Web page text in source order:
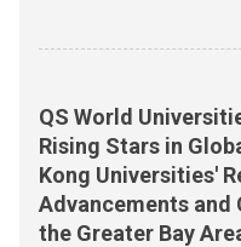
四、2025年KPI目標下
薪俸稅與利得稅區分 ：
管與替代方案 臨時補救
員在港生活（如子女就學
錯漏或任何問題，筆者
新和刪除的權力。本文
排，不便之處，敬請原諒
快就從集市上回來了。
農民在賣土豆，一共四
以後還會弄來幾箱西紅
們鋪子的西紅柿賣得很
鵬、 胡足青主編《故事
或筆者看法，僅供學習
風險，本文筆者及網站
媽。 他偶然有一個和非
商人講述了自己的“破產
知道的、你會的和你擁
因為對於一個八歲的孩
是他穿過大街小巷，不
又如何利用這個機會？
紙。美國的送報員總是
QS World
Rising Stars in
Kong Universities'
Advancements and
the Greater Bay